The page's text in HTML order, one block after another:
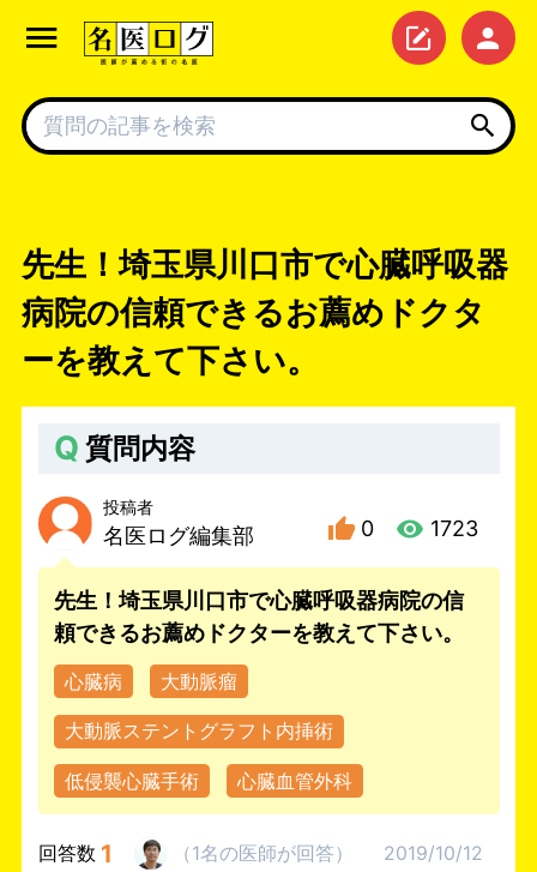
先生！埼玉県川口市で心臓呼吸器
病院の信頼できるお薦めドクタ
ーを教えて下さい。
Q 質問内容
投稿者
名医ログ編集部 0 1723
先生！埼玉県川口市で心臓呼吸器病院の信
頼できるお薦めドクターを教えて下さい。
心臓病 大動脈瘤
大動脈ステントグラフト内挿術
低侵襲心臓手術 心臓血管外科
回答数 1 （1名の医師が回答） 2019/10/12